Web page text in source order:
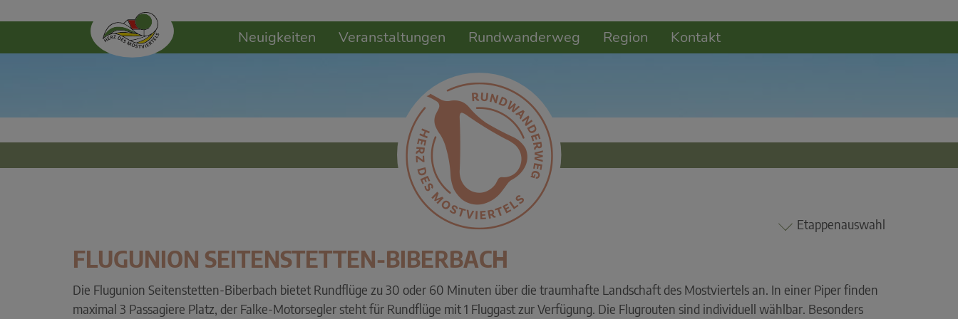
Neuigkeiten Veranstaltungen Rundwanderweg Region Kontakt
Etappenauswahl
FLUGUNION SEITENSTETTEN-BIBERBACH
Die Flugunion Seitenstetten-Biberbach bietet Rundflüge zu 30 oder 60 Minuten über die traumhafte Landschaft des Mostviertels an. In einer Piper finden
maximal 3 Passagiere Platz, der Falke-Motorsegler steht für Rundflüge mit 1 Fluggast zur Verfügung. Die Flugrouten sind individuell wählbar. Besonders